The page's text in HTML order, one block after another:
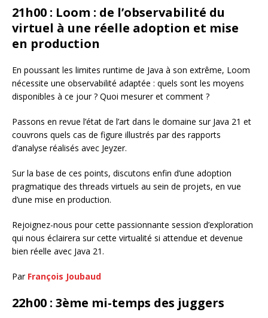
21h00 : Loom : de l’observabilité du
virtuel à une réelle adoption et mise
en production
En poussant les limites runtime de Java à son extrême, Loom
nécessite une observabilité adaptée : quels sont les moyens
disponibles à ce jour ? Quoi mesurer et comment ?
Passons en revue l’état de l’art dans le domaine sur Java 21 et
couvrons quels cas de figure illustrés par des rapports
d’analyse réalisés avec Jeyzer.
Sur la base de ces points, discutons enfin d’une adoption
pragmatique des threads virtuels au sein de projets, en vue
d’une mise en production.
Rejoignez-nous pour cette passionnante session d’exploration
qui nous éclairera sur cette virtualité si attendue et devenue
bien réelle avec Java 21.
Par François Joubaud
22h00 : 3ème mi-temps des juggers